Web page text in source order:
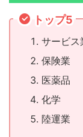
トップ5
サービス
保険業
医薬品
化学
陸運業